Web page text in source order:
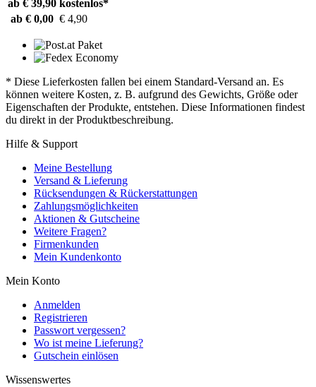
ab € 39,90 kostenlos*
ab € 0,00 € 4,90
* Diese Lieferkosten fallen bei einem Standard-Versand an. Es
können weitere Kosten, z. B. aufgrund des Gewichts, Größe oder
Eigenschaften der Produkte, entstehen. Diese Informationen findest
du direkt in der Produktbeschreibung.
Hilfe & Support
Meine Bestellung
Versand & Lieferung
Rücksendungen & Rückerstattungen
Zahlungsmöglichkeiten
Aktionen & Gutscheine
Weitere Fragen?
Firmenkunden
Mein Kundenkonto
Mein Konto
Anmelden
Registrieren
Passwort vergessen?
Wo ist meine Lieferung?
Gutschein einlösen
Wissenswertes